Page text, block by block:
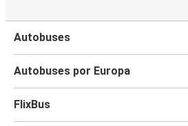
Autobuses
Autobuses por Europa
FlixBus